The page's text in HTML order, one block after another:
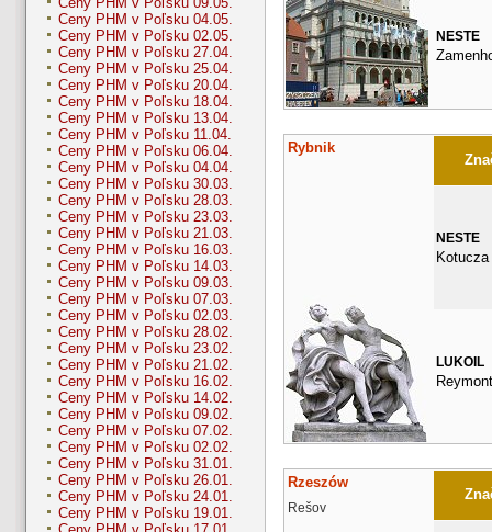
Ceny PHM v Poľsku 04.05.
Ceny PHM v Poľsku 02.05.
Ceny PHM v Poľsku 27.04.
Ceny PHM v Poľsku 25.04.
Ceny PHM v Poľsku 20.04.
Ceny PHM v Poľsku 18.04.
Ceny PHM v Poľsku 13.04.
Ceny PHM v Poľsku 11.04.
Ceny PHM v Poľsku 06.04.
Ceny PHM v Poľsku 04.04.
Ceny PHM v Poľsku 30.03.
Ceny PHM v Poľsku 28.03.
Ceny PHM v Poľsku 23.03.
Ceny PHM v Poľsku 21.03.
Ceny PHM v Poľsku 16.03.
Ceny PHM v Poľsku 14.03.
Ceny PHM v Poľsku 09.03.
Ceny PHM v Poľsku 07.03.
Ceny PHM v Poľsku 02.03.
Ceny PHM v Poľsku 28.02.
Ceny PHM v Poľsku 23.02.
Ceny PHM v Poľsku 21.02.
Ceny PHM v Poľsku 16.02.
Ceny PHM v Poľsku 14.02.
Ceny PHM v Poľsku 09.02.
Ceny PHM v Poľsku 07.02.
Ceny PHM v Poľsku 02.02.
Ceny PHM v Poľsku 31.01.
Ceny PHM v Poľsku 26.01.
Ceny PHM v Poľsku 24.01.
Ceny PHM v Poľsku 19.01.
NESTE
Rybnik
NESTE
Kotucza
LUKOIL
Rzeszów
Rešov